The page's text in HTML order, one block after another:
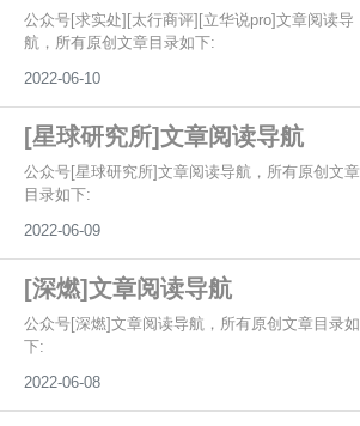
公众号[求实处][太行商评][立华说pro]文章阅读导
航，所有原创文章目录如下:
2022-06-10
[星球研究所]文章阅读导航
公众号[星球研究所]文章阅读导航，所有原创文章
目录如下:
2022-06-09
[深燃]文章阅读导航
公众号[深燃]文章阅读导航，所有原创文章目录如
下:
2022-06-08